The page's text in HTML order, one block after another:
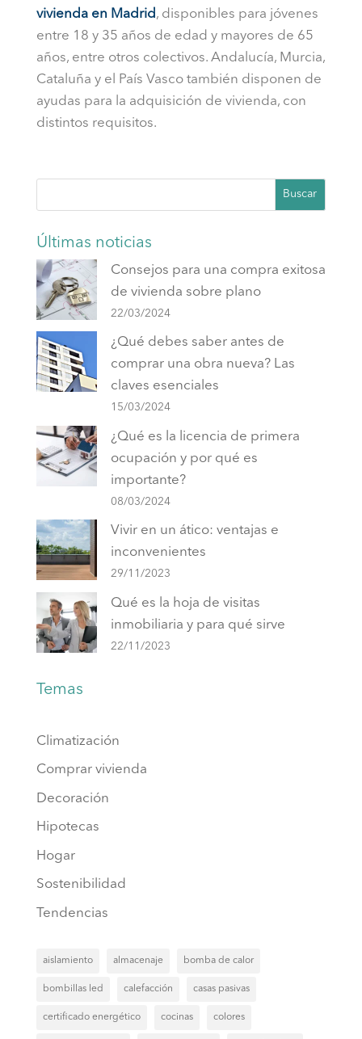
vivienda en Madrid, disponibles para jóvenes
entre 18 y 35 años de edad y mayores de 65
años, entre otros colectivos. Andalucía, Murcia,
Cataluña y el País Vasco también disponen de
ayudas para la adquisición de vivienda, con
distintos requisitos.
Buscar
Últimas noticias
Consejos para una compra exitosa
de vivienda sobre plano
22/03/2024
¿Qué debes saber antes de
comprar una obra nueva? Las
claves esenciales
15/03/2024
¿Qué es la licencia de primera
ocupación y por qué es
importante?
08/03/2024
Vivir en un ático: ventajas e
inconvenientes
29/11/2023
Qué es la hoja de visitas
inmobiliaria y para qué sirve
22/11/2023
Temas
Climatización
Comprar vivienda
Decoración
Hipotecas
Hogar
Sostenibilidad
Tendencias
aislamiento almacenaje bomba de calor
bombillas led calefacción casas pasivas
certificado energético cocinas colores